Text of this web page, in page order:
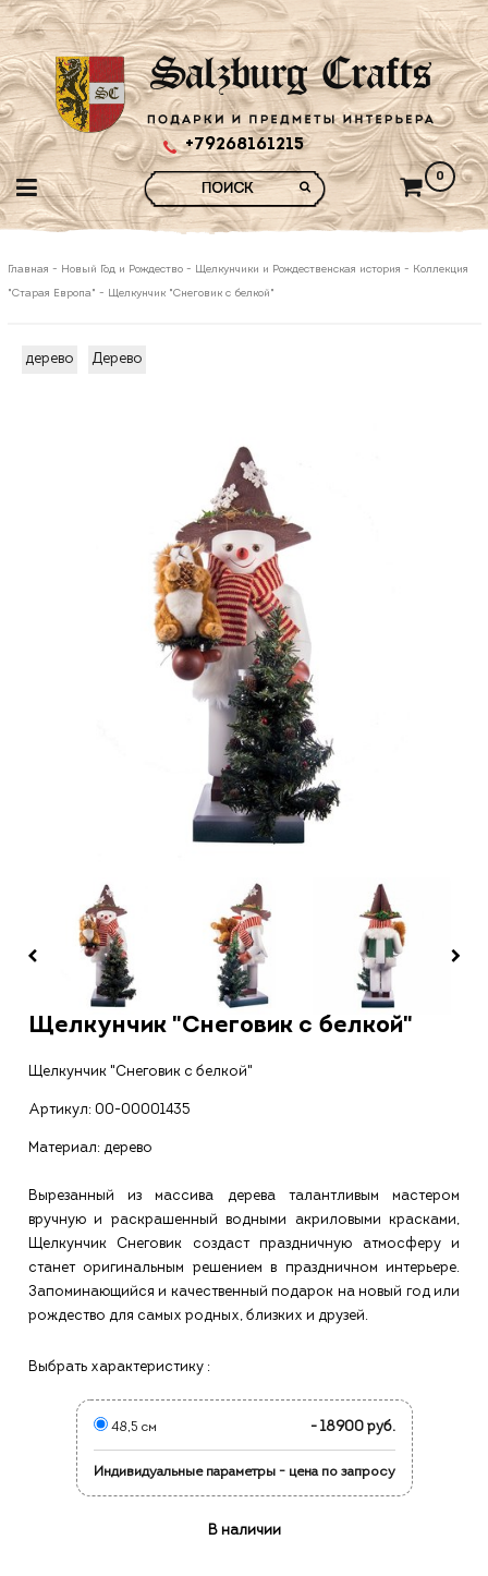
+79268161215
0
Главная - Новый Год и Рождество - Щелкунчики и Рождественская история - Коллекция
"Старая Европа" - Щелкунчик "Снеговик с белкой"
дерево Дерево
Щелкунчик "Снеговик с белкой"
Щелкунчик "Снеговик с белкой"
Артикул: 00-00001435
Материал: дерево
Вырезанный из массива дерева талантливым мастером
вручную и раскрашенный водными акриловыми красками,
Щелкунчик Снеговик создаст праздничную атмосферу и
станет оригинальным решением в праздничном интерьере.
Запоминающийся и качественный подарок на новый год или
рождество для самых родных, близких и друзей.
Выбрать характеристику :
48,5 см - 18900 руб.
Индивидуальные параметры - цена по запросу
В наличии